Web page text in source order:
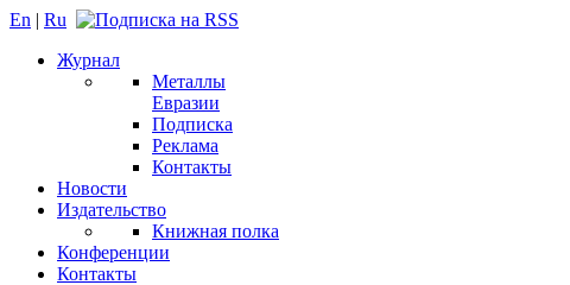
En | Ru
Журнал
Металлы
Евразии
Подписка
Реклама
Контакты
Новости
Издательство
Книжная полка
Конференции
Контакты